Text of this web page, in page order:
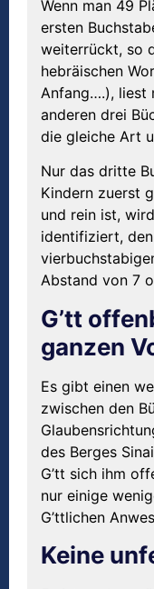
Wenn man 49
ersten
weiterrückt, so
hebräischen
Anfang….), liest
anderen drei
die gleiche Art
Nur das dritte
Kindern zuerst
und rein ist,
identifiziert,
Abstand von 7
G’tt
ganzen
Es gibt einen
zwischen den
des Berges
G’tt sich ihm
nur einige
G’ttlichen
Keine